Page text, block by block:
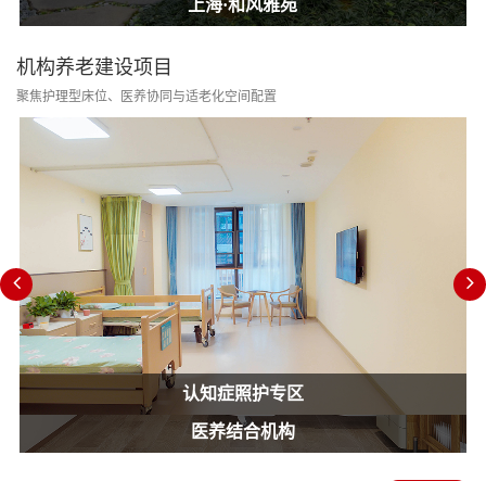
上海·和风雅苑
上海·和风雅苑
上海·和风雅苑
机构养老建设项目
聚焦护理型床位、医养协同与适老化空间配置
消防改造合规
护理型养老院建设
医养结合机构
认知症照护专区